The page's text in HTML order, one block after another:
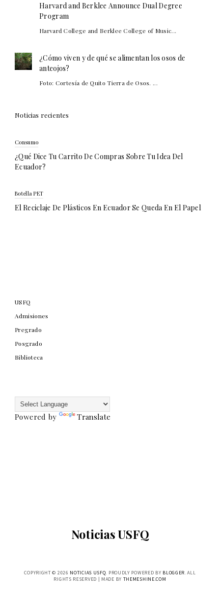
Harvard and Berklee Announce Dual Degree
Program
Harvard College and Berklee College of Music...
¿Cómo viven y de qué se alimentan los osos de
anteojos?
Foto: Cortesía de Quito Tierra de Osos. ...
Noticias recientes
Consumo
¿Qué Dice Tu Carrito De Compras Sobre Tu Idea Del
Ecuador?
Botella PET
El Reciclaje De Plásticos En Ecuador Se Queda En El Papel
USFQ
Admisiones
Pregrado
Posgrado
Biblioteca
Powered by Translate
Noticias USFQ
COPYRIGHT © 2026 NOTICIAS USFQ. PROUDLY POWERED BY BLOGGER. ALL
RIGHTS RESERVED | MADE BY THEMESHINE.COM